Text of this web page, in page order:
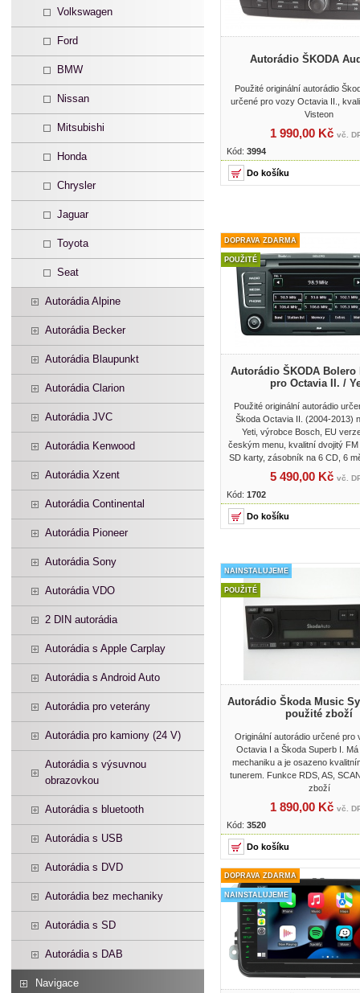
Volkswagen
Ford
BMW
Nissan
Mitsubishi
Honda
Chrysler
Jaguar
Toyota
Seat
Autorádia Alpine
Autorádia Becker
Autorádia Blaupunkt
Autorádia Clarion
Autorádia JVC
Autorádia Kenwood
Autorádia Xzent
Autorádia Continental
Autorádia Pioneer
Autorádia Sony
Autorádia VDO
2 DIN autorádia
Autorádia s Apple Carplay
Autorádia s Android Auto
Autorádia pro veterány
Autorádia pro kamiony (24 V)
Autorádia s výsuvnou
obrazovkou
Autorádia s bluetooth
Autorádia s USB
Autorádia s DVD
Autorádia bez mechaniky
Autorádia s SD
Autorádia s DAB
Navigace
Autorádio ŠKODA
Použité originální autorádio
určené pro vozy Octavia II.,
Visteon
1 990,00 Kč vč.
Kód: 3994
DOPRAVA ZDARMA
POUŽITÉ
Autorádio ŠKODA Bolero
pro Octavia II. /
Použité originální autorádio
Škoda Octavia II. (2004-2013)
Yeti, výrobce Bosch, EU
českým menu, kvalitní dvojitý FM
SD karty, zásobník na 6 CD, 6
5 490,00 Kč vč.
Kód: 1702
NAINSTALUJEME
POUŽITÉ
Autorádio Škoda Music
použité zboží
Originální autorádio určené pro
Octavia I a Škoda Superb I.
mechaniku a je osazeno
tunerem. Funkce RDS, AS,
zboží
1 890,00 Kč vč.
Kód: 3520
DOPRAVA ZDARMA
NAINSTALUJEME